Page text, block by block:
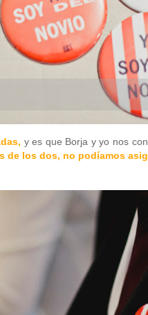
y es que Borja y yo nos
de los dos, no podíamos